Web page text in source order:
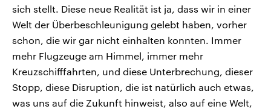
sich stellt. Diese neue Realität ist ja, dass wir in einer
Welt der Überbeschleunigung gelebt haben, vorher
schon, die wir gar nicht einhalten konnten. Immer
mehr Flugzeuge am Himmel, immer mehr
Kreuzschifffahrten, und diese Unterbrechung, dieser
Stopp, diese Disruption, die ist natürlich auch etwas,
was uns auf die Zukunft hinweist, also auf eine Welt,